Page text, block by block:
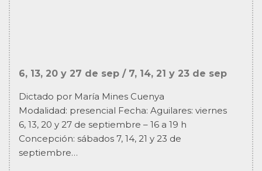
6, 13, 20 y 27 de sep / 7, 14, 21 y 23 de sep
Dictado por María Mines Cuenya
Modalidad: presencial Fecha: Aguilares: viernes
6, 13, 20 y 27 de septiembre – 16 a 19 h
Concepción: sábados 7, 14, 21 y 23 de
septiembre…